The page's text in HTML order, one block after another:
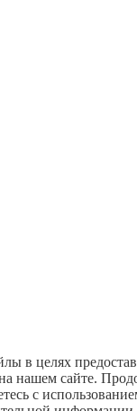
в целях
нашем сайте.
с